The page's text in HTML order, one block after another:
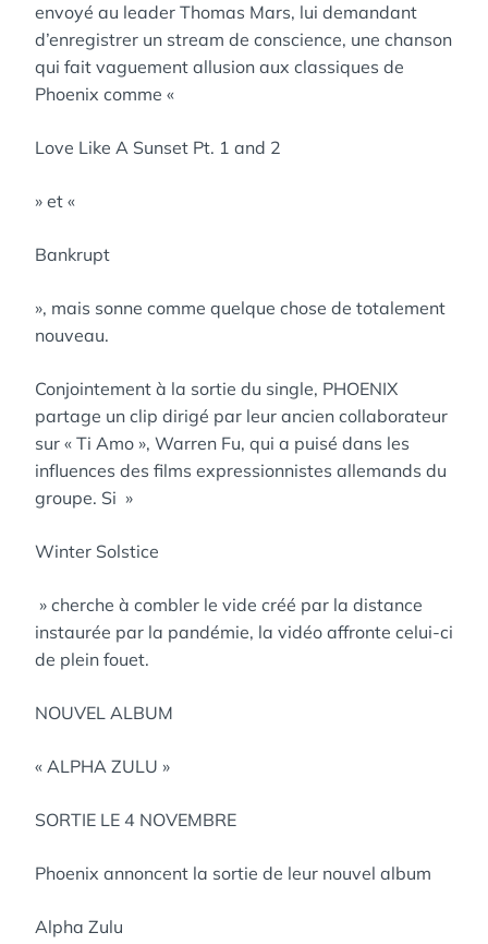
envoyé au leader Thomas Mars, lui demandant
d’enregistrer un stream de conscience, une chanson
qui fait vaguement allusion aux classiques de
Phoenix comme «
Love Like A Sunset Pt. 1 and 2
» et «
Bankrupt
», mais sonne comme quelque chose de totalement
nouveau.
Conjointement à la sortie du single, PHOENIX
partage un clip dirigé par leur ancien collaborateur
sur « Ti Amo », Warren Fu, qui a puisé dans les
influences des films expressionnistes allemands du
groupe. Si »
Winter Solstice
» cherche à combler le vide créé par la distance
instaurée par la pandémie, la vidéo affronte celui-ci
de plein fouet.
NOUVEL ALBUM
« ALPHA ZULU »
SORTIE LE 4 NOVEMBRE
Phoenix annoncent la sortie de leur nouvel album
Alpha Zulu